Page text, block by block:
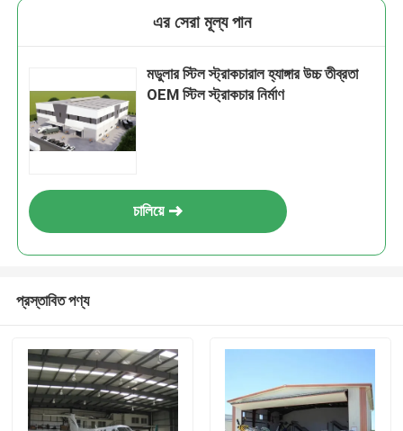
এর সেরা মূল্য পান
মডুলার স্টিল স্ট্রাকচারাল হ্যাঙ্গার উচ্চ তীব্রতা
OEM স্টিল স্ট্রাকচার নির্মাণ
চালিয়ে
প্রস্তাবিত পণ্য